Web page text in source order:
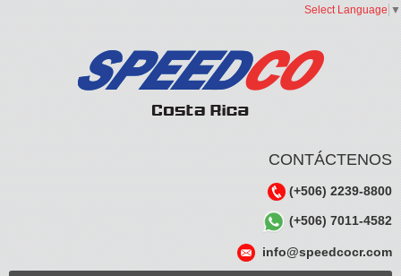
Select Language ▼
CONTÁCTENOS
(+506) 2239-8800
(+506) 7011-4582
info@speedcocr.com